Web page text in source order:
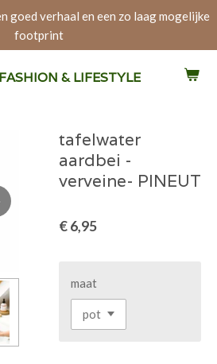
& LIFESTYLE
goed verhaal en een zo laag mogelijke
footprint
tafelwater
aardbei -
verveine- PINEUT
€ 6,95
maat